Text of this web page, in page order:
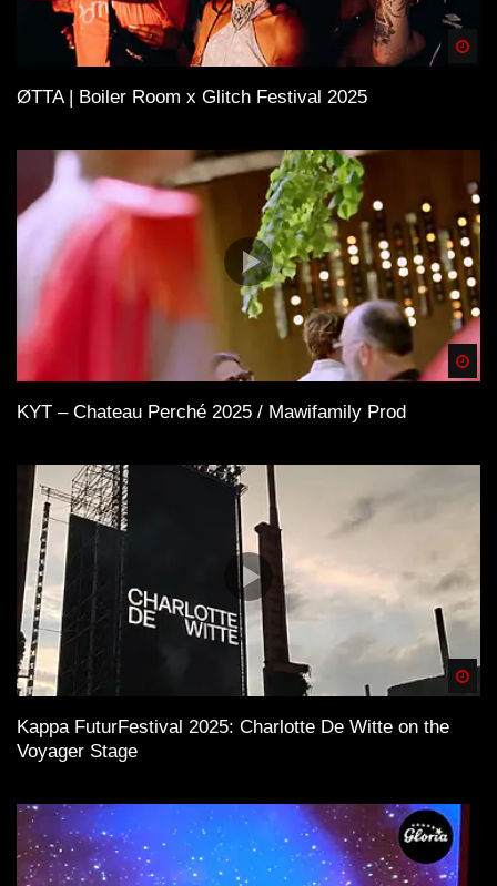
ØTTA | Boiler Room x Glitch Festival 2025
KYT – Chateau Perché 2025 / Mawifamily Prod
Kappa FuturFestival 2025: Charlotte De Witte on the
Voyager Stage